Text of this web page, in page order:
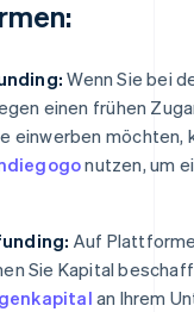
Wenn Sie bei
einen frühen
einwerben möchten,
nutzen, um
Auf
Sie Kapital
an Ihrem